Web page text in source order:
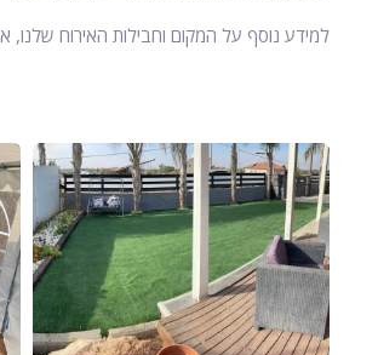
למידע נוסף על המקום וחבילות האירוח שלנו,